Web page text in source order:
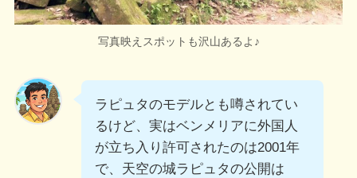
写真映えスポットも沢山あるよ♪
ラピュタのモデルとも噂されてい
るけど、実はベンメリアに外国人
が立ち入り許可されたのは2001年
で、天空の城ラピュタの公開は